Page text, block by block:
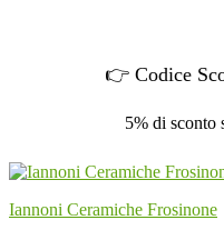
👉 Codice
5% di sconto
Iannoni Ceramiche Frosinone